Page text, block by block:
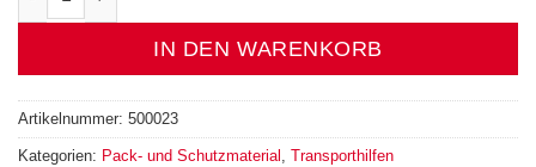
IN DEN WARENKORB
Artikelnummer: 500023
Kategorien: Pack- und Schutzmaterial , Transporthilfen